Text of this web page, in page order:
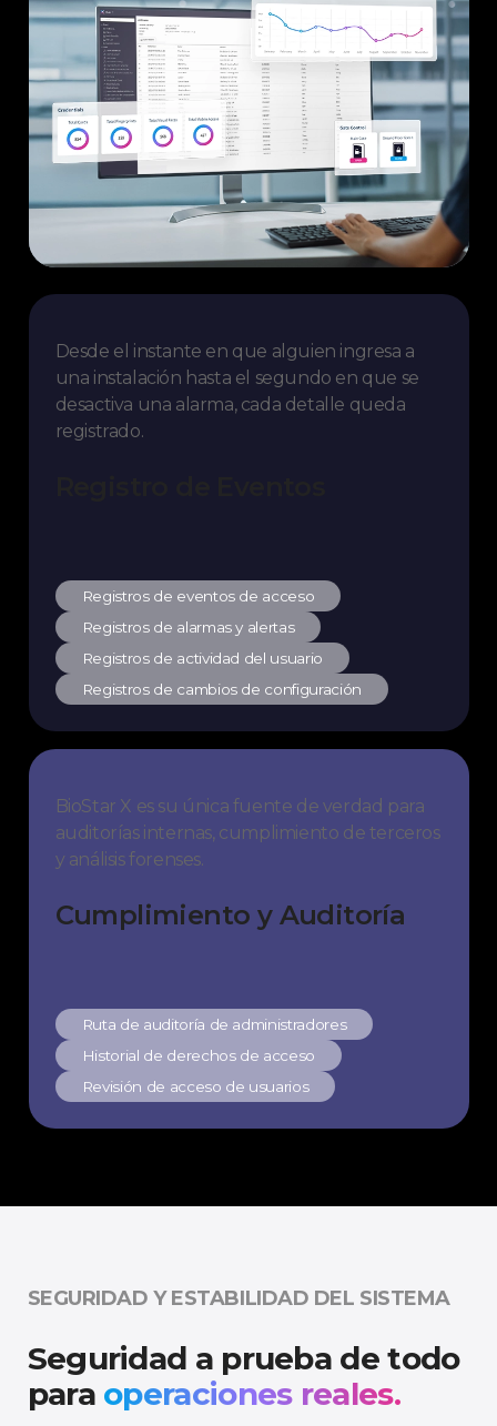
Desde el instante en que alguien ingresa a
una instalación hasta el segundo en que se
desactiva una alarma, cada detalle queda
registrado.
Registros de eventos de acceso
Registros de alarmas y alertas
Registros de actividad del usuario
Registros de cambios de configuración
BioStar X es su única fuente de verdad para
auditorías internas, cumplimiento de terceros
y análisis forenses.
Cumplimiento y Auditoría
Ruta de auditoría de administradores
Historial de derechos de acceso
Revisión de acceso de usuarios
SEGURIDAD Y ESTABILIDAD DEL SISTEMA
Seguridad a prueba de todo
para operaciones reales.